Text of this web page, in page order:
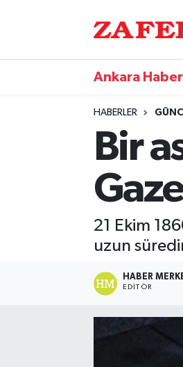
Ankara
HABERLER
Bir
21 Ekim
uzun
HABER
EDITÖR
Trafik Durumu
Süper Lig Puan Durumu
Tüm Manşetler